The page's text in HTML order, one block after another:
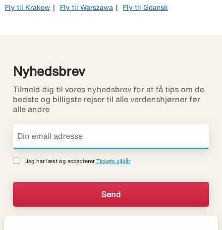
Fly til Krakow Fly til Warszawa Fly til Gdansk
Nyhedsbrev
Tilmeld dig til vores nyhedsbrev for at få tips om de
bedste og billigste rejser til alle verdenshjørner før
alle andre
Jeg har læst og accepterer Tickets vilkår